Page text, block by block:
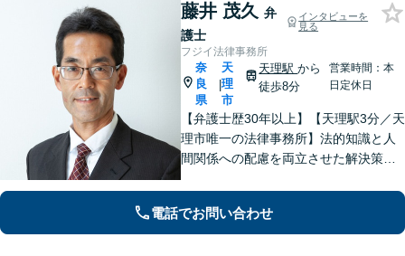
藤井 茂久 弁
護士
インタビューを
見る
フジイ法律事務所
奈
良
県
|
天
理
市
天理駅から
徒歩8分
営業時間：本
日定休日
【弁護士歴30年以上】【天理駅3分／天
理市唯一の法律事務所】法的知識と人
間関係への配慮を両立させた解決策を
法書士・不動産鑑定士など」相続に関
わる問題を総合的に解決へ導きます
電話でお問い合わせ